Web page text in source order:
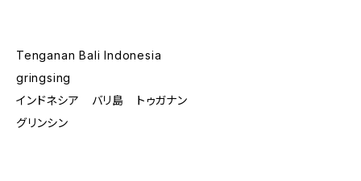
Tenganan Bali Indonesia
gringsing
インドネシア バリ島 トゥガナン
グリンシン